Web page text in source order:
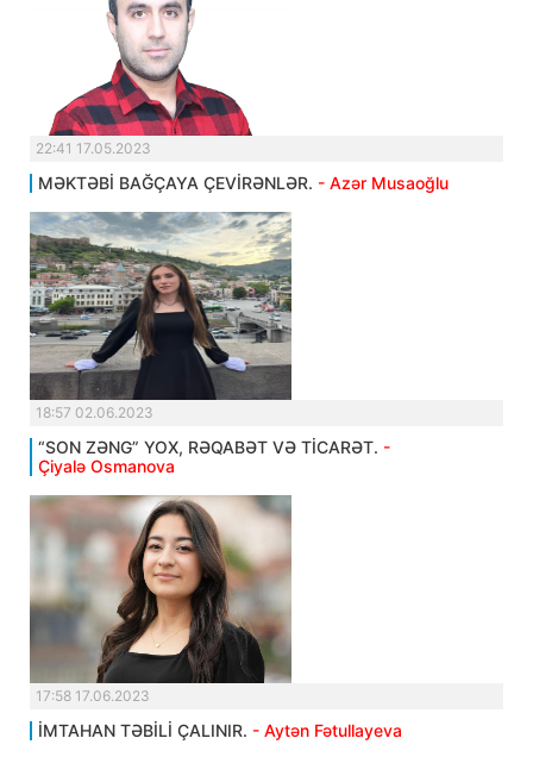
22:41 17.05.2023
MƏKTƏBİ BAĞÇAYA ÇEVİRƏNLƏR. - Azər Musaoğlu
18:57 02.06.2023
“SON ZƏNG” YOX, RƏQABƏT VƏ TİCARƏT. -
Çiyalə Osmanova
17:58 17.06.2023
İMTAHAN TƏBİLİ ÇALINIR. - Aytən Fətullayeva